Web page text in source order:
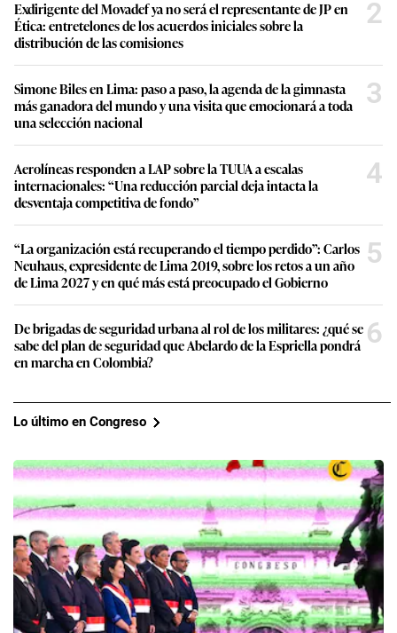
Exdirigente del Movadef ya no será el representante de JP en
Ética: entretelones de los acuerdos iniciales sobre la
distribución de las comisiones
2
Simone Biles en Lima: paso a paso, la agenda de la gimnasta
más ganadora del mundo y una visita que emocionará a toda
una selección nacional
3
Aerolíneas responden a LAP sobre la TUUA a escalas
internacionales: “Una reducción parcial deja intacta la
desventaja competitiva de fondo”
4
“La organización está recuperando el tiempo perdido”: Carlos
Neuhaus, expresidente de Lima 2019, sobre los retos a un año
de Lima 2027 y en qué más está preocupado el Gobierno
5
De brigadas de seguridad urbana al rol de los militares: ¿qué se
sabe del plan de seguridad que Abelardo de la Espriella pondrá
en marcha en Colombia?
6
Lo último en Congreso